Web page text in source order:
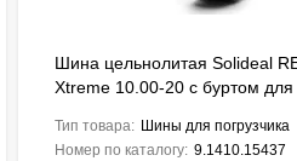
Шина цельнолитая Solideal
Xtreme 10.00-20 с буртом для
Тип товара: Шины для погрузчика
Номер по каталогу: 9.1410.15437